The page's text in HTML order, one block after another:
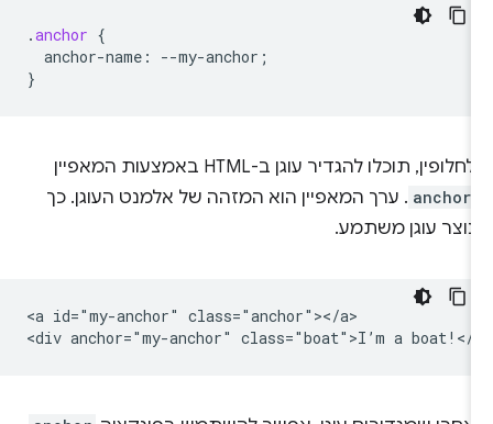
.anchor
anchor-name
: --my-anchor
לחלופין, תוכלו להגדיר עוגן ב-HTML באמצעות המאפיין
anchor . ערך המאפיין הוא המזהה של אלמנט העוגן. כך
נוצר עוגן משתמע.
<a id="my-anchor" class="anchor"></a>